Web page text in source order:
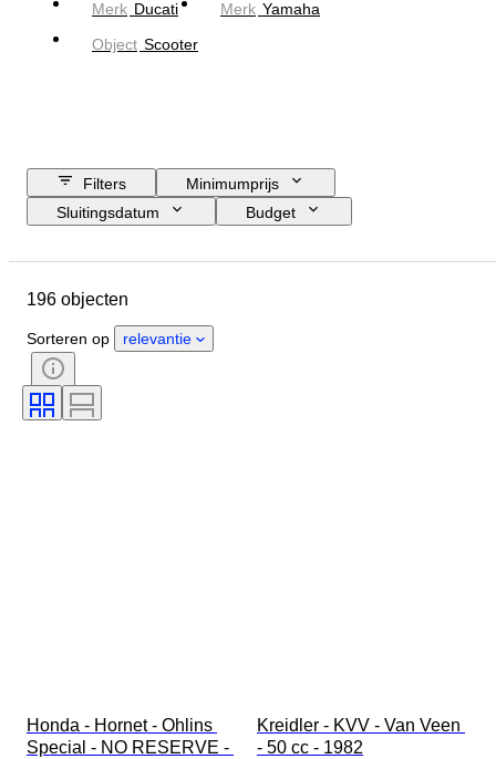
Merk Ducati Merk Yamaha
Object Scooter
Filters
Minimumprijs
Sluitingsdatum
Budget
Conditie
Registratiedocumenten
CoC (Conformiteitscertificaat)
Origineel / Replica
196 objecten
Sorteren op relevantie
Honda - Hornet - Ohlins
Special - NO RESERVE -
Kreidler - KVV - Van Veen
- 50 cc - 1982